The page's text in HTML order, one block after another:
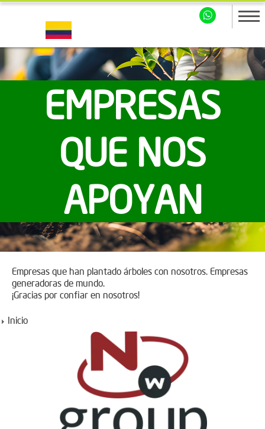
EMPRESAS
QUE NOS
APOYAN
Empresas que han plantado árboles con nosotros. Empresas
generadoras de mundo.
¡Gracias por confiar en nosotros!
Inicio